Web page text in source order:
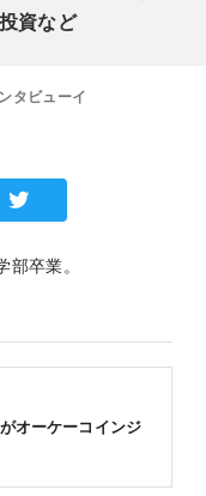
資など
タビューイ
卒業。
オーケーコインジ